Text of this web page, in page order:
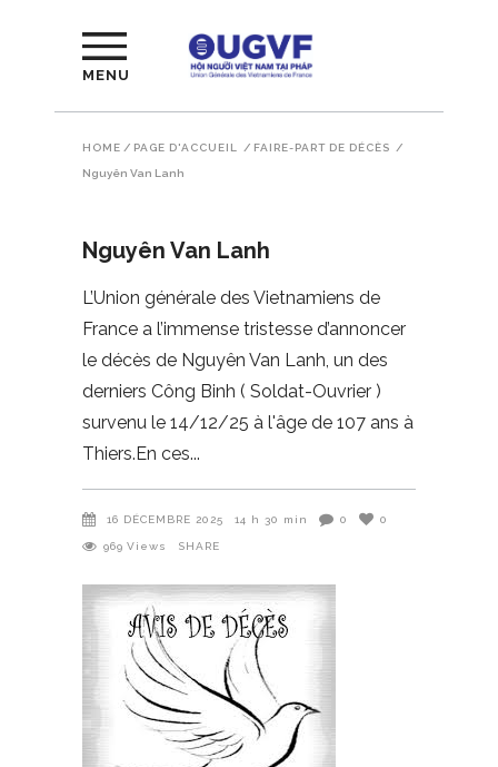
MENU
HOME / PAGE D'ACCUEIL / FAIRE-PART DE DÉCÈS /
Nguyên Van Lanh
Nguyên Van Lanh
L’Union générale des Vietnamiens de
France a l’immense tristesse d’annoncer
le décès de Nguyên Van Lanh, un des
derniers Công Binh ( Soldat-Ouvrier )
survenu le 14/12/25 à l'âge de 107 ans à
Thiers.En ces
16 DÉCEMBRE 2025 14 h 30 min 0 0
969 Views SHARE